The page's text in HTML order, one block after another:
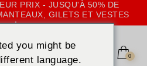
PRIX - JUSQU'À 50% DE
GILETS ET VESTES
!
0
you might be
language.